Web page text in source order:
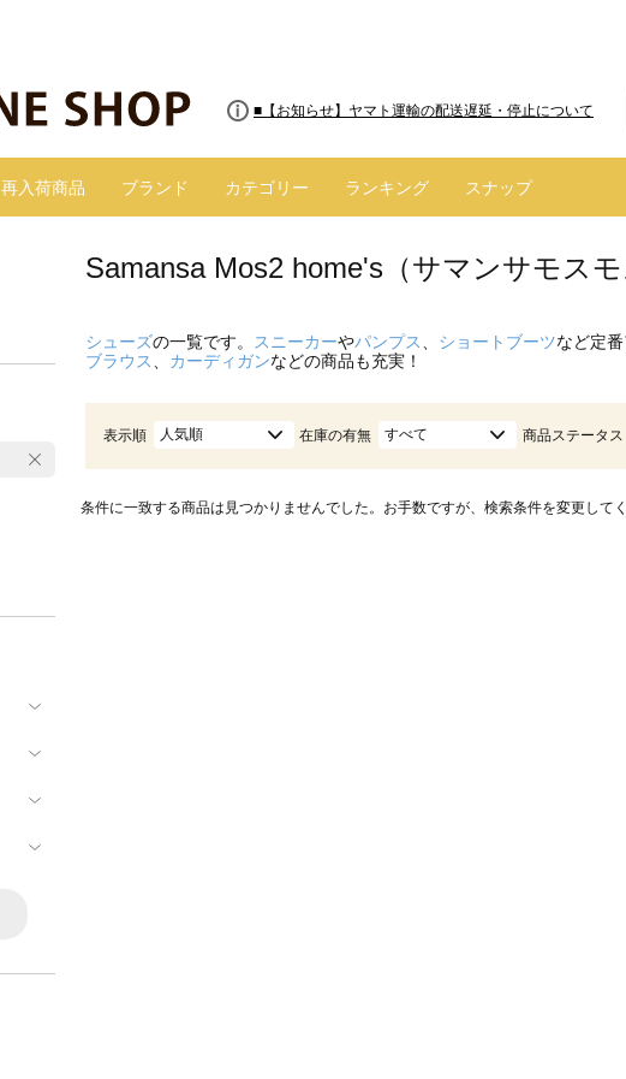
■【お知らせ】ヤマト運輸の配送遅延・停止について
再入荷商品 ブランド カテゴリー ランキング スナップ
Samansa Mos2 home's（サマンサモス
シューズの一覧です。 スニーカーやパンプス ショートブーツなど定
ブラウス
カーディガンなどの商品も充実！
表示順 人気順 在庫の有無 すべて 商品ステータス
条件に一致する商品は見つかりませんでした。お手数ですが、検索条件を変更してく